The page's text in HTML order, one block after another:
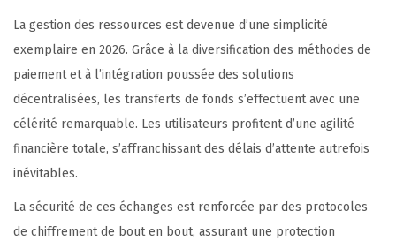
La gestion des ressources est devenue d’une simplicité
exemplaire en 2026. Grâce à la diversification des méthodes de
paiement et à l’intégration poussée des solutions
décentralisées, les transferts de fonds s’effectuent avec une
célérité remarquable. Les utilisateurs profitent d’une agilité
financière totale, s’affranchissant des délais d’attente autrefois
inévitables.
La sécurité de ces échanges est renforcée par des protocoles
de chiffrement de bout en bout, assurant une protection